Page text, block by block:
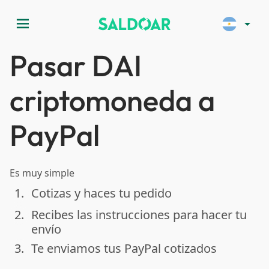
menu arrow_drop_down
Pasar DAI
criptomoneda a
PayPal
Es muy simple
done
1. Cotizas y haces tu pedido
done
2. Recibes las instrucciones para hacer tu
envío
done
3. Te enviamos tus PayPal cotizados